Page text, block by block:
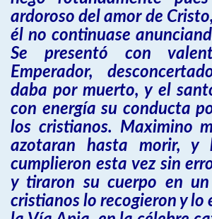
ardoroso del amor de
él no continuase
Se presentó con
Emperador,
daba por muerto, y el
con energía su conducta
los cristianos. Maximino
azotaran hasta morir, y
cumplieron esta vez sin
y tiraron su cuerpo en un
cristianos lo recogieron y lo